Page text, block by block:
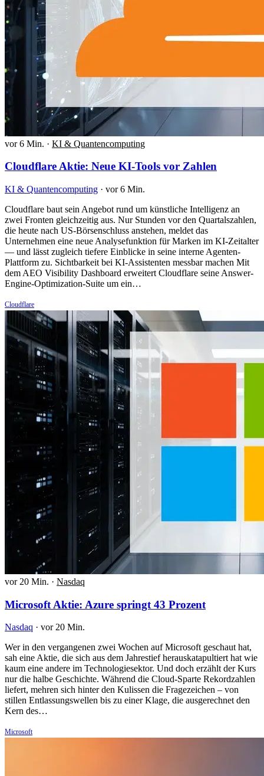
vor 6 Min. · KI & Quantencomputing
Cloudflare Aktie: Neue KI-Tools vor Zahlen
KI & Quantencomputing · vor 6 Min.
Cloudflare baut sein Angebot rund um künstliche Intelligenz an
zwei Fronten gleichzeitig aus. Nur Stunden vor den Quartalszahlen,
die heute nach US-Börsenschluss anstehen, meldet das
Unternehmen eine neue Analysefunktion für Marken im KI-Zeitalter
— und lässt zugleich tiefere Einblicke in seine interne Agenten-
Plattform zu. Sichtbarkeit bei KI-Assistenten messbar machen Mit
dem AEO Visibility Dashboard erweitert Cloudflare seine Answer-
Engine-Optimization-Suite um ein…
Cloudflare
vor 20 Min. · Nasdaq
Microsoft Aktie: Azure springt 43 Prozent
Nasdaq · vor 20 Min.
Wer in den vergangenen zwei Wochen auf Microsoft geschaut hat,
sah eine Aktie, die sich aus dem Jahrestief herauskatapultiert hat wie
kaum eine andere im Technologiesektor. Und doch erzählt der Kurs
nur die halbe Geschichte. Während die Cloud-Sparte Rekordzahlen
liefert, mehren sich hinter den Kulissen die Fragezeichen – von
stillen Entlassungswellen bis zu einer Klage, die ausgerechnet den
Kern des…
Microsoft